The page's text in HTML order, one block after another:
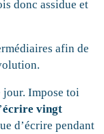
donc assidue et
afin de
jour. Impose toi
écrire vingt
d’écrire pendant